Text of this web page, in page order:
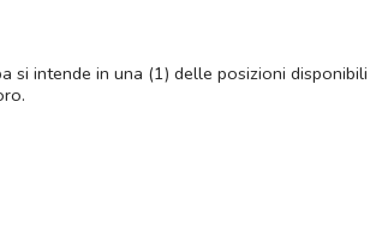
si intende in una (1) delle posizioni